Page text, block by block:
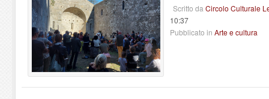
Scritto da Circolo Culturale
10:37
Pubblicato in Arte e cultura